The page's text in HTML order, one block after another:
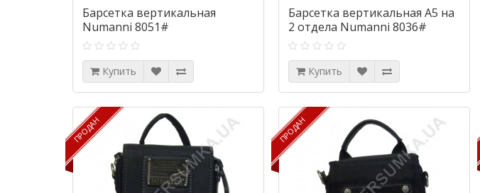
Барсетка вертикальная
Numanni 8051#
Купить
Барсетка вертикальная А5 на
2 отдела Numanni 8036#
Купить
ПРОДАН
ПРОДАН ПРОДАН
ПРОДАН